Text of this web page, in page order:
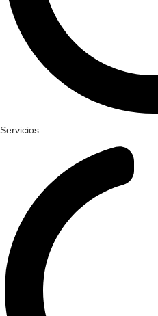
Servicios